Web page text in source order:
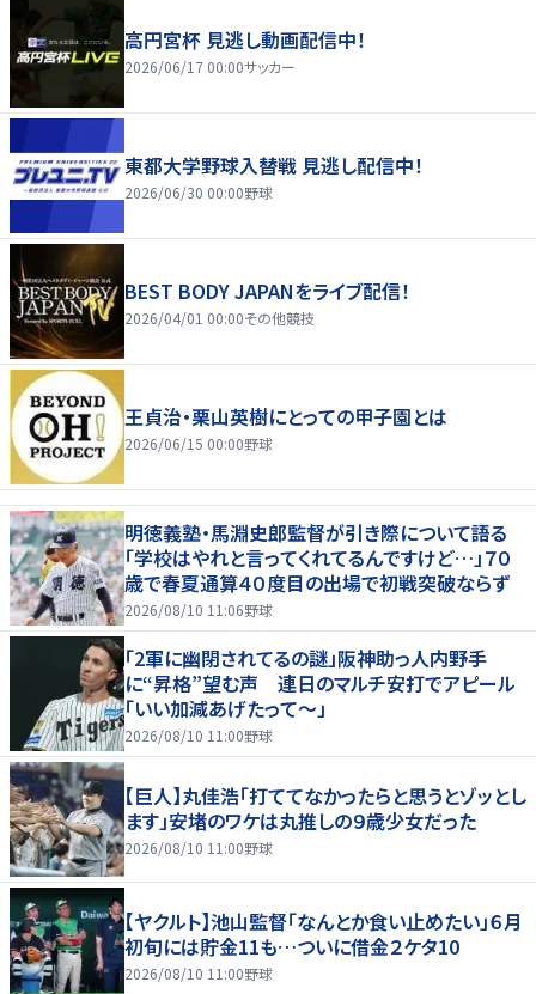
高円宮杯 見逃し動画配信中！
2026/06/17 00:00サッカー
東都大学野球入替戦 見逃し配信中！
2026/06/30 00:00野球
BEST BODY JAPANをライブ配信！
2026/04/01 00:00その他競技
王貞治・栗山英樹にとっての甲子園とは
2026/06/15 00:00野球
明徳義塾・馬淵史郎監督が引き際について語る
「学校はやれと言ってくれてるんですけど…」７０
歳で春夏通算４０度目の出場で初戦突破ならず
2026/08/10 11:06野球
「2軍に幽閉されてるの謎」阪神助っ人内野手
に“昇格”望む声 連日のマルチ安打でアピール
「いい加減あげたって〜」
2026/08/10 11:00野球
【巨人】丸佳浩「打ててなかったらと思うとゾッとし
ます」安堵のワケは丸推しの９歳少女だった
2026/08/10 11:00野球
【ヤクルト】池山監督「なんとか食い止めたい」６月
初旬には貯金11も…ついに借金２ケタ10
2026/08/10 11:00野球